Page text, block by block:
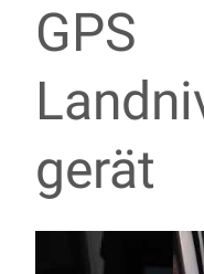
GPS
gerät